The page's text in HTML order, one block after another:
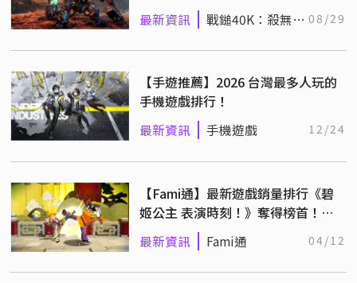
最新資訊
戰鎚40K：殺無雙 08/29
【手遊推薦】2026 台灣最多人玩的
手機遊戲排行！
最新資訊 手機遊戲 12/24
【Fami通】最新遊戲銷量排行《碧
姬公主 表演時刻！》奪得榜首！
（4/1~4/7）
最新資訊 Fami通 04/12